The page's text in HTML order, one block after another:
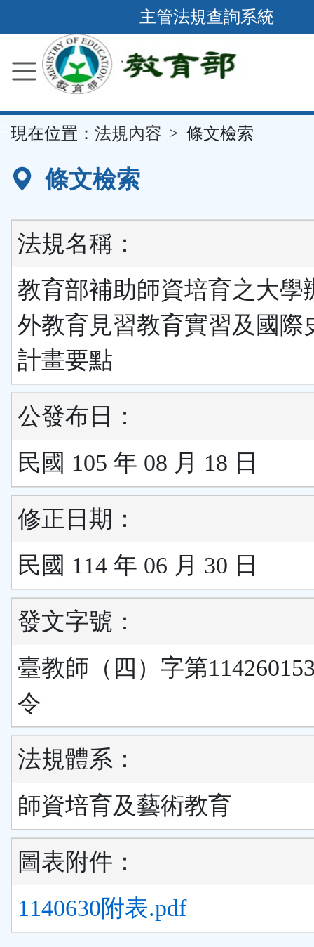
到
要
容
區
主管法規查詢系統
現在位置： 法規內容 條文檢索
條文檢索
法規名稱：
教育部補助師資培育之大學
外教育見習教育實習及國際
計畫要點
公發布日：
民國 105 年 08 月 18 日
修正日期：
民國 114 年 06 月 30 日
發文字號：
臺教師（四）字第
令
法規體系：
師資培育及藝術教育
圖表附件：
1140630附表.pdf